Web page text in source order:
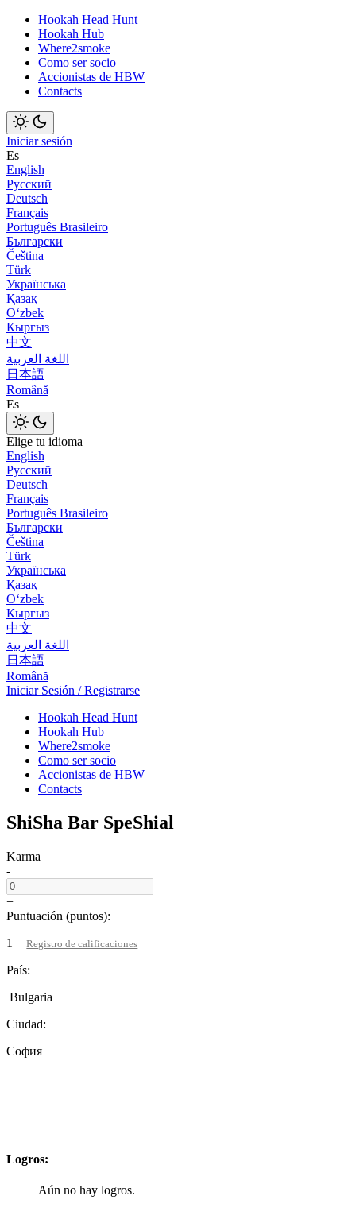
Hookah Head Hunt
Hookah Hub
Where2smoke
Como ser socio
Accionistas de HBW
Contacts
Iniciar sesión
Es
English
Русский
Deutsch
Français
Português Brasileiro
Български
Čeština
Türk
Українська
Қазақ
Оʻzbek
Кыргыз
中文
اللغة العربية
日本語
Română
Es
Elige tu idioma
English
Русский
Deutsch
Français
Português Brasileiro
Български
Čeština
Türk
Українська
Қазақ
Оʻzbek
Кыргыз
中文
اللغة العربية
日本語
Română
Iniciar Sesión / Registrarse
Hookah Head Hunt
Hookah Hub
Where2smoke
Como ser socio
Accionistas de HBW
Contacts
ShiSha Bar SpeShial
Karma
-
+
Puntuación (puntos):
1
Registro de calificaciones
País:
Bulgaria
Ciudad:
София
Logros:
Aún no hay logros.